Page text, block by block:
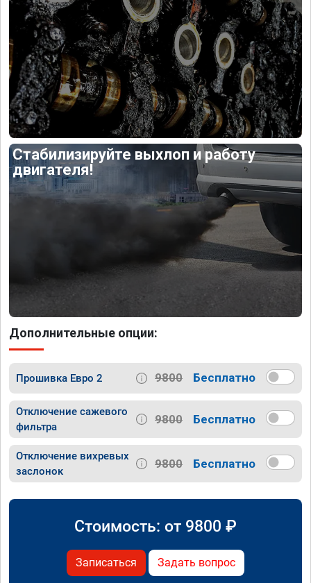
Стабилизируйте выхлоп и работу
двигателя!
Дополнительные опции:
Прошивка Евро 2 9800 Бесплатно
Отключение сажевого
фильтра
9800 Бесплатно
Отключение вихревых
заслонок
9800 Бесплатно
Стоимость: от 9800 ₽
Записаться Задать вопрос